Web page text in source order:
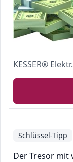
Schlüssel-Tipp
Der Tresor mit